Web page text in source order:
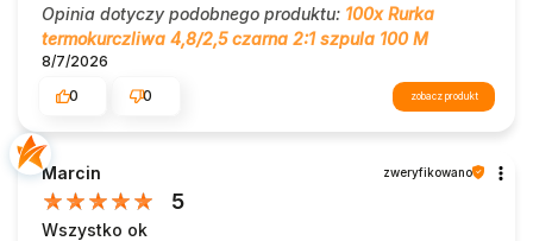
Opinia dotyczy podobnego produktu: 100x Rurka
termokurczliwa 4,8/2,5 czarna 2:1 szpula 100 M
8/7/2026
0
0 zobacz produkt
Marcin zweryfikowano
5
Wszystko ok